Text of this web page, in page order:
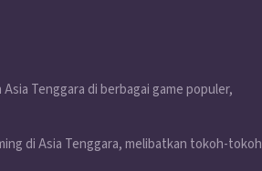
Tenggara di berbagai game populer,
di Asia Tenggara, melibatkan tokoh-tokoh